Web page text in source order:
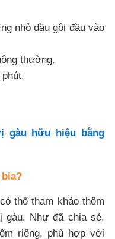
nhỏ dầu gội đầu vào
thường.
gàu hữu hiệu bằng
thể tham khảo thêm
gàu. Như đã chia sẻ,
riêng, phù hợp với